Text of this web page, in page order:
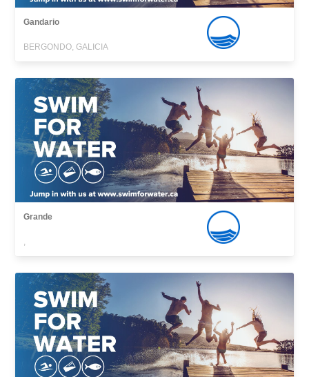
Gandario
BERGONDO, GALICIA
Grande
,